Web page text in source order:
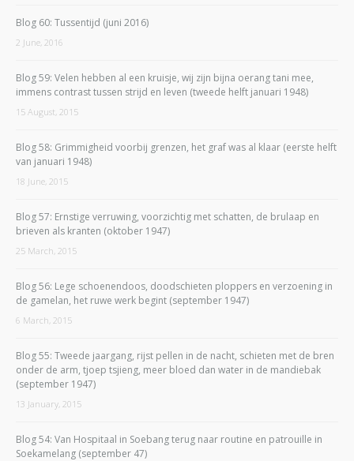
Blog 60: Tussentijd (juni 2016)
2 June, 2016
Blog 59: Velen hebben al een kruisje, wij zijn bijna oerang tani mee,
immens contrast tussen strijd en leven (tweede helft januari 1948)
15 August, 2015
Blog 58: Grimmigheid voorbij grenzen, het graf was al klaar (eerste helft
van januari 1948)
18 June, 2015
Blog 57: Ernstige verruwing, voorzichtig met schatten, de brulaap en
brieven als kranten (oktober 1947)
25 March, 2015
Blog 56: Lege schoenendoos, doodschieten ploppers en verzoening in
de gamelan, het ruwe werk begint (september 1947)
6 March, 2015
Blog 55: Tweede jaargang, rijst pellen in de nacht, schieten met de bren
onder de arm, tjoep tsjieng, meer bloed dan water in de mandiebak
(september 1947)
13 January, 2015
Blog 54: Van Hospitaal in Soebang terug naar routine en patrouille in
Soekamelang (september 47)